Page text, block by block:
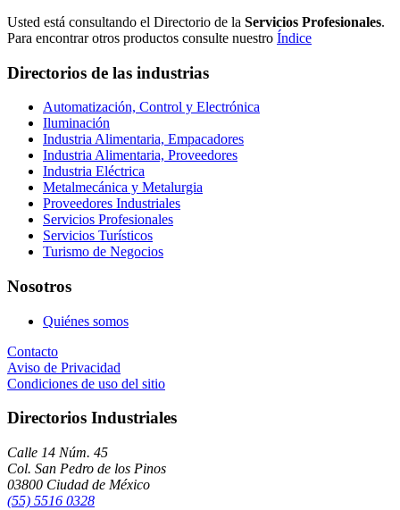
Usted está consultando el Directorio de la Servicios Profesionales.
Para encontrar otros productos consulte nuestro Índice
Directorios de las industrias
Automatización, Control y Electrónica
Iluminación
Industria Alimentaria, Empacadores
Industria Alimentaria, Proveedores
Industria Eléctrica
Metalmecánica y Metalurgia
Proveedores Industriales
Servicios Profesionales
Servicios Turísticos
Turismo de Negocios
Nosotros
Quiénes somos
Contacto
Aviso de Privacidad
Condiciones de uso del sitio
Directorios Industriales
Calle 14 Núm. 45
Col. San Pedro de los Pinos
03800 Ciudad de México
(55) 5516 0328